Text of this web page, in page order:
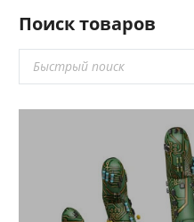
Поиск товаров
товаров